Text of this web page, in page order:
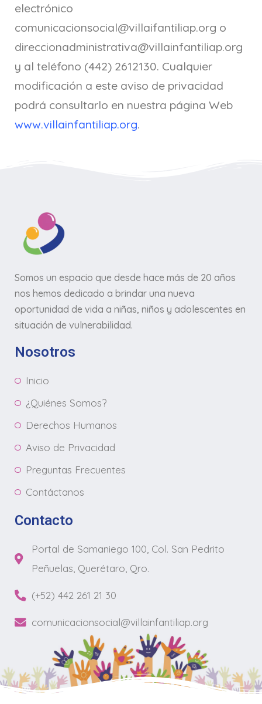
electrónico
comunicacionsocial@villaifantiliap.org o
direccionadministrativa@villainfantiliap.org
y al teléfono (442) 2612130. Cualquier
modificación a este aviso de privacidad
podrá consultarlo en nuestra página Web
www.villainfantiliap.org.
Somos un espacio que desde hace más de 20 años
nos hemos dedicado a brindar una nueva
oportunidad de vida a niñas, niños y adolescentes en
situación de vulnerabilidad.
Nosotros
Inicio
¿Quiénes Somos?
Derechos Humanos
Aviso de Privacidad
Preguntas Frecuentes
Contáctanos
Contacto
Portal de Samaniego 100, Col. San Pedrito
Peñuelas, Querétaro, Qro.
(+52) 442 261 21 30
comunicacionsocial@villainfantiliap.org